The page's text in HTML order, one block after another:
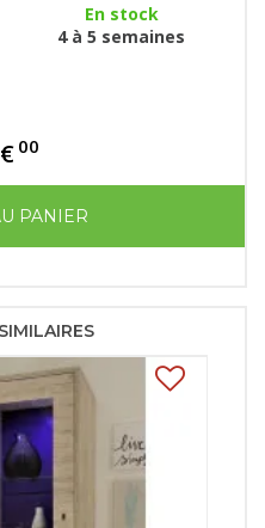
En stock
4 à 5 semaines
€ 00
PANIER